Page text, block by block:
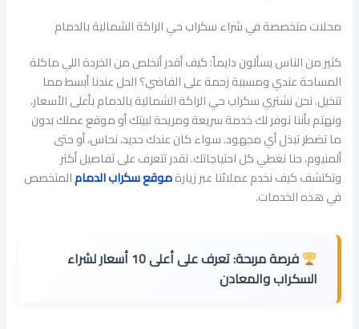
محلات متخصصة في شراء سكراب حي الراكة الشمالية بالدمام
كثير من الناس يسألون دايماً: كيف أقدر أتخلص من الخردة اللي ماكلة
المساحة عندي ومسببة زحمة على الفاضي؟ الحل عندنا أبسط مما
تتخيل. نحن نشتري سكراب حي الراكة الشمالية بالدمام بأعلى الأسعار،
ونهتم بأننا نوفر لك خدمة سريعة ومريحة لبيتك أو موقع عملك بدون
ما تضطر تبذل أي مجهود. سواء كان عندك حديد، نحاس، أو حتى
ألمنيوم، حنا نغطي كل احتياجاتك. تقدر تتعرف على تفاصيل أكثر
وتكتشف كيف نخدم عملائنا عبر زيارةموقع سكراب الدمامالمتخصص
في هذه الخدمات.
فرصة مربحة:
تعرف على أعلى 10 أسعار لشراء
السكراب والمعادن